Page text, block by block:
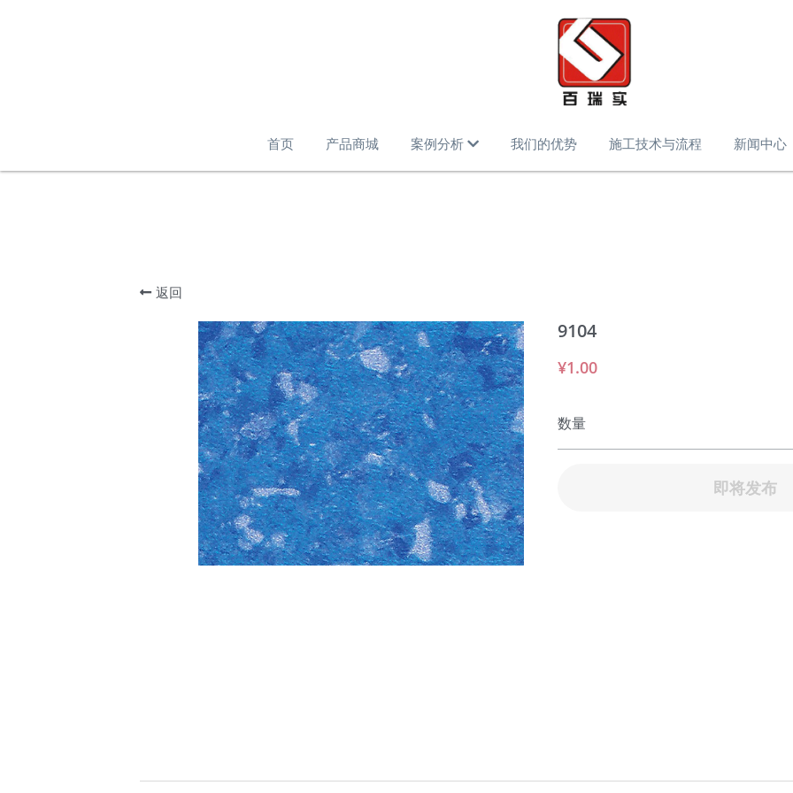
首页 产品商城 案例分析 我们的优势 施工技术与流程 新闻中心
返回
9104
¥1.00
数量
即将发布